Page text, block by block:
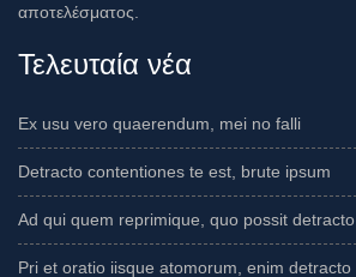
αποτελέσματος.
Τελευταία νέα
Ex usu vero quaerendum, mei no falli
Detracto contentiones te est, brute ipsum
Ad qui quem reprimique, quo possit detracto
Pri et oratio iisque atomorum, enim detracto